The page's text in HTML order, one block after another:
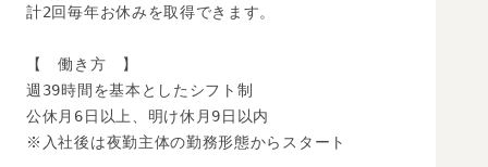
計2回毎年お休みを取得できます。
【　働き方　】
週39時間を基本としたシフト制
公休月6日以上、明け休月9日以内
※入社後は夜勤主体の勤務形態からスタート